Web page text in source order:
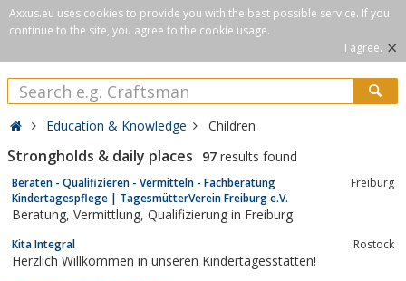
Axxus.eu uses cookies to provide you with the best possible service. If you
continue to the site, you agree to the cookie usage.
I agree. ×
Education & Knowledge Children
Strongholds & daily places 97 results found
Beraten - Qualifizieren - Vermitteln - Fachberatung
Kindertagespflege | TagesmütterVerein Freiburg e.V.
Freiburg
Beratung, Vermittlung, Qualifizierung in Freiburg
Kita Integral Rostock
Herzlich Willkommen in unseren Kindertagesstätten!